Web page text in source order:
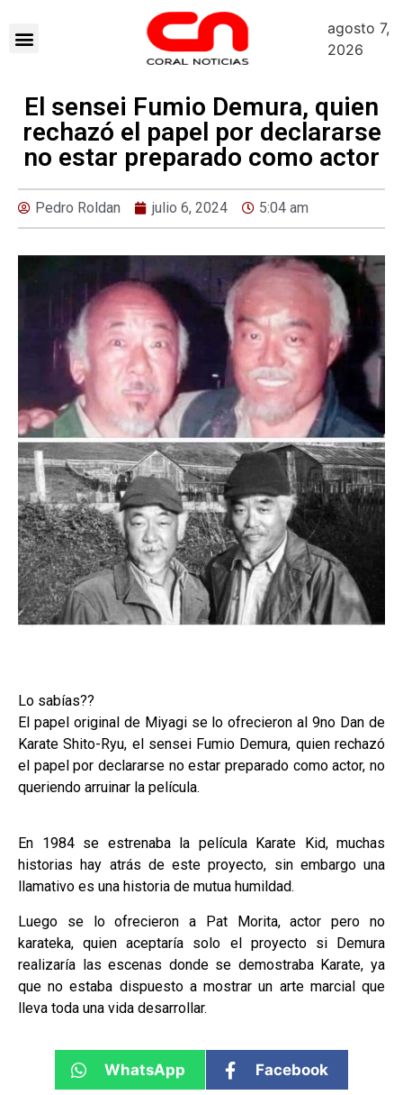
agosto 7,
2026
El sensei Fumio Demura, quien
rechazó el papel por declararse
no estar preparado como actor
Pedro Roldan julio 6, 2024 5:04 am
Lo sabías??
El papel original de Miyagi se lo ofrecieron al 9no Dan de
Karate Shito-Ryu, el sensei Fumio Demura, quien rechazó
el papel por declararse no estar preparado como actor, no
queriendo arruinar la película.
En 1984 se estrenaba la película Karate Kid, muchas
historias hay atrás de este proyecto, sin embargo una
llamativo es una historia de mutua humildad.
Luego se lo ofrecieron a Pat Morita, actor pero no
karateka, quien aceptaría solo el proyecto si Demura
realizaría las escenas donde se demostraba Karate, ya
que no estaba dispuesto a mostrar un arte marcial que
lleva toda una vida desarrollar.
WhatsApp Facebook